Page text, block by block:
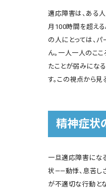
適応障害は、ある
月100時間を超え
の人にとっては、
ん。一人一人のこ
たことが弱みにな
す。この視点から見
精神症状
一旦適応障害にな
状――動悸、息苦し
が不適切な行動と